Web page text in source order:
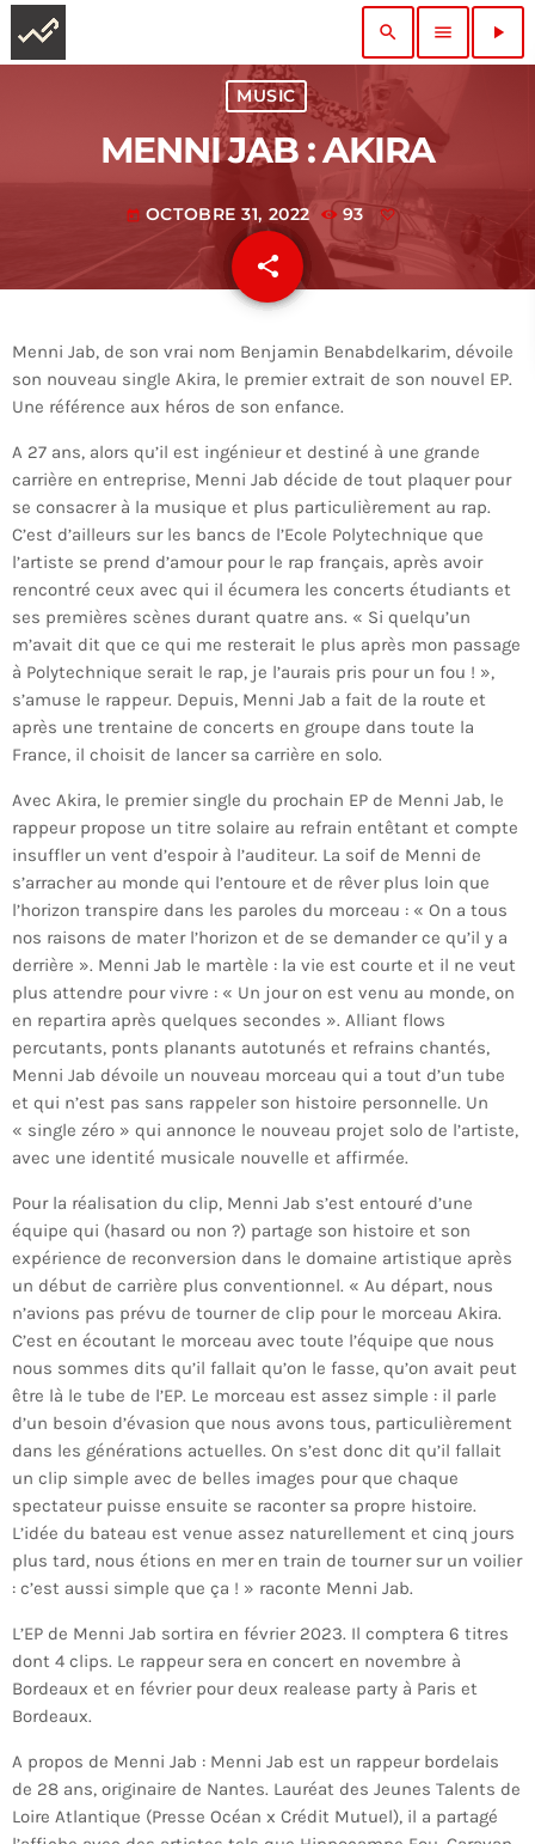
search menu play_arrow
MUSIC
MENNI JAB : AKIRA
today OCTOBRE 31, 2022 93
share
email
Menni Jab, de son vrai nom Benjamin Benabdelkarim, dévoile
son nouveau single Akira, le premier extrait de son nouvel EP.
Une référence aux héros de son enfance.
A 27 ans, alors qu’il est ingénieur et destiné à une grande
carrière en entreprise, Menni Jab décide de tout plaquer pour
se consacrer à la musique et plus particulièrement au rap.
C’est d’ailleurs sur les bancs de l’Ecole Polytechnique que
l’artiste se prend d’amour pour le rap français, après avoir
rencontré ceux avec qui il écumera les concerts étudiants et
ses premières scènes durant quatre ans. « Si quelqu’un
m’avait dit que ce qui me resterait le plus après mon passage
à Polytechnique serait le rap, je l’aurais pris pour un fou ! »,
s’amuse le rappeur. Depuis, Menni Jab a fait de la route et
après une trentaine de concerts en groupe dans toute la
France, il choisit de lancer sa carrière en solo.
Avec Akira, le premier single du prochain EP de Menni Jab, le
rappeur propose un titre solaire au refrain entêtant et compte
insuffler un vent d’espoir à l’auditeur. La soif de Menni de
s’arracher au monde qui l’entoure et de rêver plus loin que
l’horizon transpire dans les paroles du morceau : « On a tous
nos raisons de mater l’horizon et de se demander ce qu’il y a
derrière ». Menni Jab le martèle : la vie est courte et il ne veut
plus attendre pour vivre : « Un jour on est venu au monde, on
en repartira après quelques secondes ». Alliant flows
percutants, ponts planants autotunés et refrains chantés,
Menni Jab dévoile un nouveau morceau qui a tout d’un tube
et qui n’est pas sans rappeler son histoire personnelle. Un
« single zéro » qui annonce le nouveau projet solo de l’artiste,
avec une identité musicale nouvelle et affirmée.
Pour la réalisation du clip, Menni Jab s’est entouré d’une
équipe qui (hasard ou non ?) partage son histoire et son
expérience de reconversion dans le domaine artistique après
un début de carrière plus conventionnel. « Au départ, nous
n’avions pas prévu de tourner de clip pour le morceau Akira.
C’est en écoutant le morceau avec toute l’équipe que nous
nous sommes dits qu’il fallait qu’on le fasse, qu’on avait peut
être là le tube de l’EP. Le morceau est assez simple : il parle
d’un besoin d’évasion que nous avons tous, particulièrement
dans les générations actuelles. On s’est donc dit qu’il fallait
un clip simple avec de belles images pour que chaque
spectateur puisse ensuite se raconter sa propre histoire.
L’idée du bateau est venue assez naturellement et cinq jours
plus tard, nous étions en mer en train de tourner sur un voilier
: c’est aussi simple que ça ! » raconte Menni Jab.
L’EP de Menni Jab sortira en février 2023. Il comptera 6 titres
dont 4 clips. Le rappeur sera en concert en novembre à
Bordeaux et en février pour deux realease party à Paris et
Bordeaux.
A propos de Menni Jab : Menni Jab est un rappeur bordelais
de 28 ans, originaire de Nantes. Lauréat des Jeunes Talents de
Loire Atlantique (Presse Océan x Crédit Mutuel), il a partagé